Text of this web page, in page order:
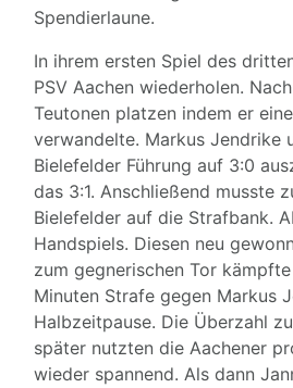
Spendierlaune.
In ihrem ersten Spiel des
PSV Aachen wiederholen.
Teutonen platzen indem er
verwandelte. Markus Jendrike
Bielefelder Führung auf 3:0
das 3:1. Anschließend musste
Bielefelder auf die Strafbank.
Handspiels. Diesen neu
zum gegnerischen Tor
Minuten Strafe gegen Markus
Halbzeitpause. Die Überzahl
später nutzten die Aachener
wieder spannend. Als dann